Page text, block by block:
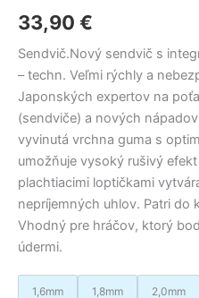
33,90 €
Sendvič.Nový sendvič s
– techn. Veľmi rýchly a
Japonských expertov na
(sendviče) a nových
vyvinutá vrchna guma s
umožňuje vysoký rušivý
plachtiacimi loptičkami
nepríjemných uhlov. Patri do
Vhodný pre hráčov, ktorý
údermi.
1,6mm 1,8mm 2,0mm